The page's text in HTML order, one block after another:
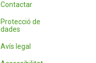
Contactar
Protecció de
dades
Avís legal